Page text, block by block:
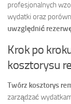
profesjonalnych
wydatki oraz
uwzględnić
Krok po
kosztorysu
Twórz kosztorys
zarządzać